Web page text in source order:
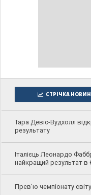
СТРІЧКА НОВИН
Тара Девіс-Вудхолл
результату
Італієць Леонардо
найкращий результат в
Прев'ю чемпіонату